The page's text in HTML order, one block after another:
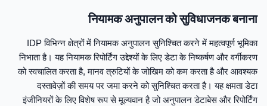
नियामक अनुपालन को सुविधाजनक बनाना
IDP विभिन्न क्षेत्रों में नियामक अनुपालन सुनिश्चित करने में महत्वपूर्ण भूमिका
निभाता है। यह नियामक रिपोर्टिंग उद्देश्यों के लिए डेटा के निष्कर्षण और वर्गीकरण
को स्वचालित करता है, मानव त्रुटियों के जोखिम को कम करता है और आवश्यक
दस्तावेज़ों की समय पर जमा करने को सुनिश्चित करता है। यह क्षमता डेटा
इंजीनियरों के लिए विशेष रूप से मूल्यवान है जो अनुपालन डेटाबेस और रिपोर्टिंग